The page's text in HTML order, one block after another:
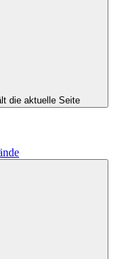
die aktuelle Seite